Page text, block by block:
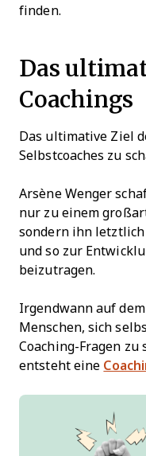
finden.
Das
Coachings
Das ultimative Ziel
Selbstcoaches zu
Arsène Wenger
nur zu einem
sondern ihn
und so zur
beizutragen.
Irgendwann auf
Menschen, sich
Coaching-Fragen zu
entsteht eine